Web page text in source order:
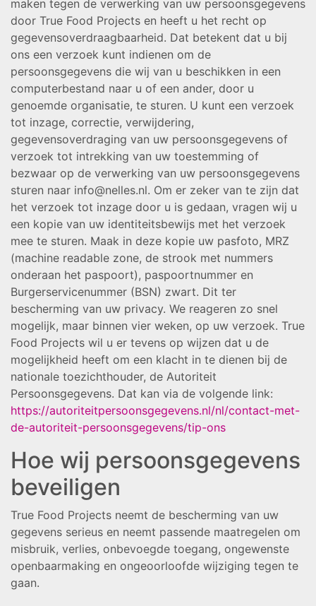
maken tegen de verwerking van uw persoonsgegevens
door True Food Projects en heeft u het recht op
gegevensoverdraagbaarheid. Dat betekent dat u bij
ons een verzoek kunt indienen om de
persoonsgegevens die wij van u beschikken in een
computerbestand naar u of een ander, door u
genoemde organisatie, te sturen. U kunt een verzoek
tot inzage, correctie, verwijdering,
gegevensoverdraging van uw persoonsgegevens of
verzoek tot intrekking van uw toestemming of
bezwaar op de verwerking van uw persoonsgegevens
sturen naar info@nelles.nl. Om er zeker van te zijn dat
het verzoek tot inzage door u is gedaan, vragen wij u
een kopie van uw identiteitsbewijs met het verzoek
mee te sturen. Maak in deze kopie uw pasfoto, MRZ
(machine readable zone, de strook met nummers
onderaan het paspoort), paspoortnummer en
Burgerservicenummer (BSN) zwart. Dit ter
bescherming van uw privacy. We reageren zo snel
mogelijk, maar binnen vier weken, op uw verzoek. True
Food Projects wil u er tevens op wijzen dat u de
mogelijkheid heeft om een klacht in te dienen bij de
nationale toezichthouder, de Autoriteit
Persoonsgegevens. Dat kan via de volgende link:
https://autoriteitpersoonsgegevens.nl/nl/contact-met-
de-autoriteit-persoonsgegevens/tip-ons
Hoe wij persoonsgegevens
beveiligen
True Food Projects neemt de bescherming van uw
gegevens serieus en neemt passende maatregelen om
misbruik, verlies, onbevoegde toegang, ongewenste
openbaarmaking en ongeoorloofde wijziging tegen te
gaan.